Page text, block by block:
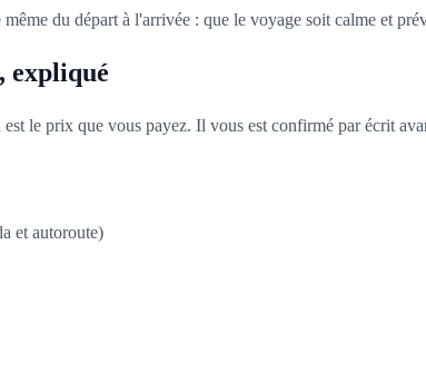
du départ à l'arrivée : que le voyage soit calme et
expliqué
le prix que vous payez. Il vous est confirmé par écrit
et autoroute)